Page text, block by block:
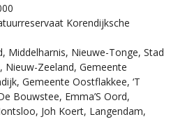
Korendijksche
Middelharnis, Nieuwe-Tonge, Stad
Nieuw-Zeeland, Gemeente
Gemeente Oostflakkee, ‘T
Bouwstee, Emma’S Oord,
Joh Koert, Langendam,